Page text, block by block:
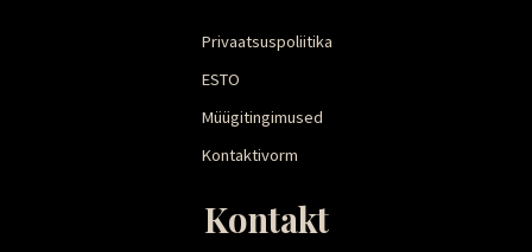
Privaatsuspoliitika
ESTO
Müügitingimused
Kontaktivorm
Kontakt